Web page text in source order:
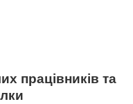
працівників та